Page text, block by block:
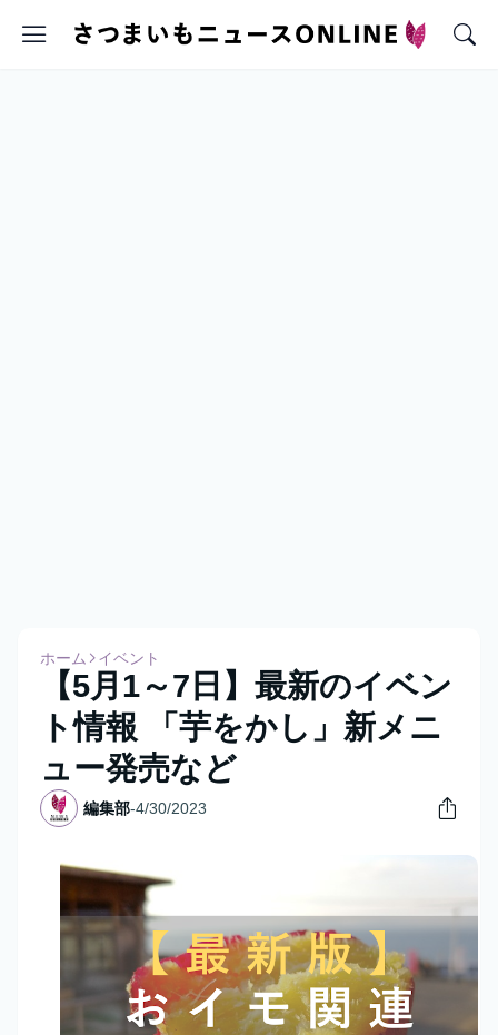
ホーム イベント
【5月1～7日】最新のイベン
ト情報 「芋をかし」新メニ
ュー発売など
編集部-4/30/2023